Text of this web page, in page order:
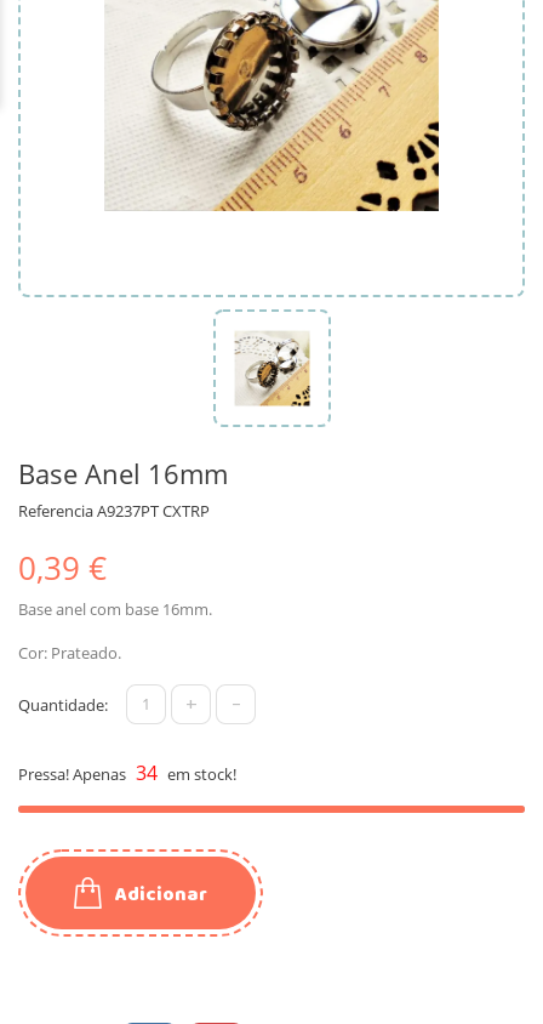
Base Anel 16mm
ReferenciaA9237PT CXTRP
0,39 €
Base anel com base 16mm.
Cor: Prateado.
Quantidade: + -
Pressa! Apenas 34 em stock!
Adicionar